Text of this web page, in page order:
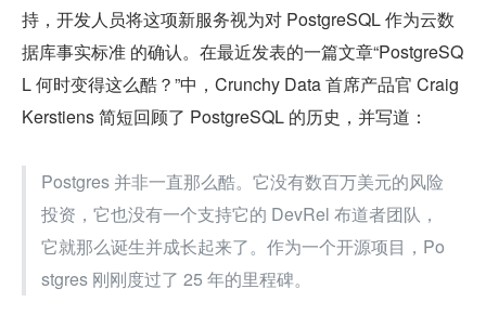
持，开发人员将这项新服务视为对 PostgreSQL 作为云数
据库事实标准 的确认。在最近发表的一篇文章“PostgreSQ
L 何时变得这么酷？”中，Crunchy Data 首席产品官 Craig
Kerstiens 简短回顾了 PostgreSQL 的历史，并写道：
Postgres 并非一直那么酷。它没有数百万美元的风险
投资，它也没有一个支持它的 DevRel 布道者团队，
它就那么诞生并成长起来了。作为一个开源项目，Po
stgres 刚刚度过了 25 年的里程碑。